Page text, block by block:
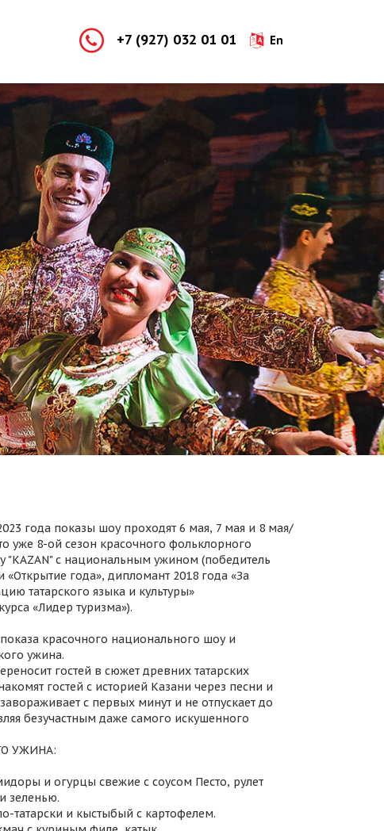
+7 (927) 032 01 01 En
года показы шоу проходят 6 мая, 7 мая и 8 мая/
8-ой сезон красочного фольклорного
"KAZAN" с национальным ужином (победитель
года», дипломант 2018 года «За
татарского языка и культуры»
«Лидер туризма»).
красочного национального шоу и
ужина.
гостей в сюжет древних татарских
гостей с историей Казани через песни и
с первых минут и не отпускает до
безучастным даже самого искушенного
УЖИНА:
и огурцы свежие с соусом Песто, рулет
зеленью.
татарски и кыстыбый с картофелем.